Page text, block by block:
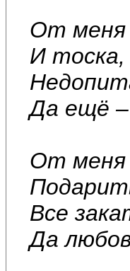
От меня
И тоска,
Да ещё
От меня
Все
Да